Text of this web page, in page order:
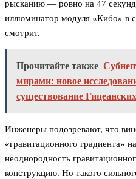
рысканию — ровно на 47
иллюминатор модуля «Кибо» в
смотрит.
Прочитайте также
мирами: новое
существование
Инженеры подозревают, что
«гравитационного градиента»
неоднородность
конструкцию. Но такого